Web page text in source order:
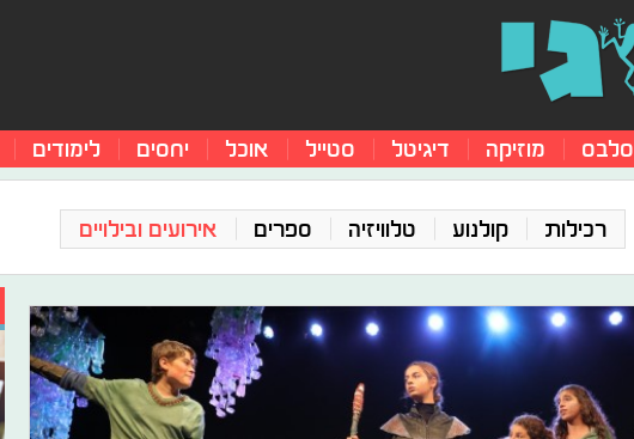
סלבס מוזיקה דיגיטל סטייל אוכל יחסים לימודים
רכילות קולנוע טלוויזיה ספרים אירועים ובילויים